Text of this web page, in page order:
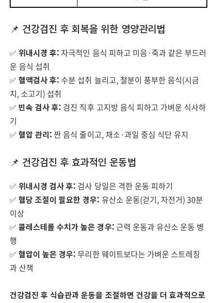
📌 건강검진 후 회복을 위한 영양관리법
✅ 위내시경 후: 자극적인 음식 피하고 미음·죽과 같은 부드러
운 음식 섭취
✅혈액검사 후: 수분 섭취 늘리고, 철분이 풍부한 음식(시금
치, 소고기) 섭취
✅ 빈속 검사 후: 검진 직후 고지방 음식 피하고 가벼운 식사하
기
✅혈압 관리: 짠 음식 줄이고, 채소·과일 중심 식단 유지
📌 건강검진 후 효과적인 운동법
✅ 위내시경 검사 후: 검사 당일은 격한 운동 피하기
✅혈당 조절이 필요한 경우: 유산소 운동(걷기, 자전거) 30분
이상
✅ 콜레스테롤 수치가 높은 경우: 근력 운동과 유산소 운동 병
행
✅혈압이 높은 경우: 무리한 웨이트보다는 가벼운 스트레칭
과 산책
건강검진 후 식습관과 운동을 조절하면 건강을 더 효과적으로